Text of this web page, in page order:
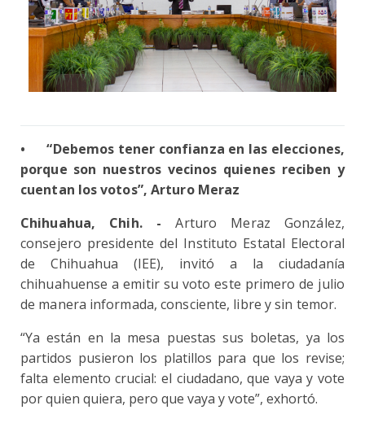
•
“Debemos tener confianza en las elecciones,
porque son nuestros vecinos quienes reciben y
cuentan los votos”, Arturo Meraz
Chihuahua, Chih. - Arturo Meraz González,
consejero presidente del Instituto Estatal Electoral
de Chihuahua (IEE), invitó a la ciudadanía
chihuahuense a emitir su voto este primero de julio
de manera informada, consciente, libre y sin temor.
“Ya están en la mesa puestas sus boletas, ya los
partidos pusieron los platillos para que los revise;
falta elemento crucial: el ciudadano, que vaya y vote
por quien quiera, pero que vaya y vote”, exhortó.